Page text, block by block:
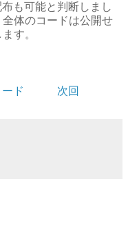
も可能と判断しまし
体のコードは公開せ
す。
ド 次回